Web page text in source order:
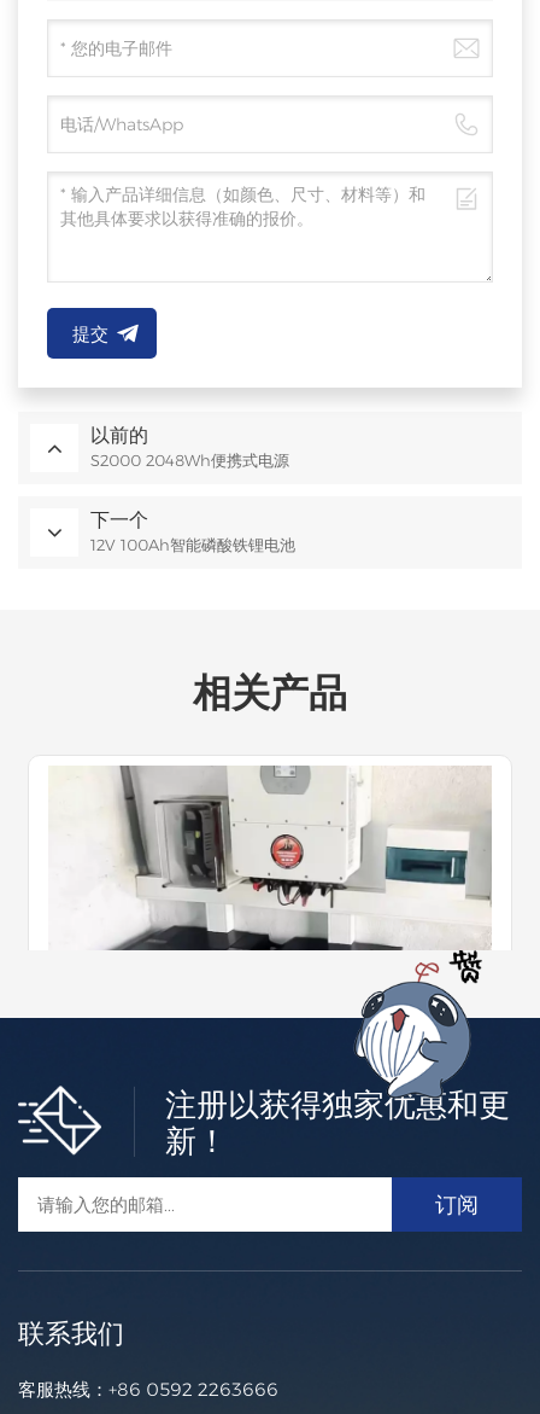
提交
以前的
S2000 2048Wh便携式电源
下一个
12V 100Ah智能磷酸铁锂电池
相关产品
低压住宅ESS
电池让您具有更绿色的家庭生活方式。 您只需连接现有的光
伏系统或安装带有混合逆变器的新光伏系统即可立即实现能
注册以获得独家优惠和更
新！
联系我们
客服热线： +86 0592 2263666